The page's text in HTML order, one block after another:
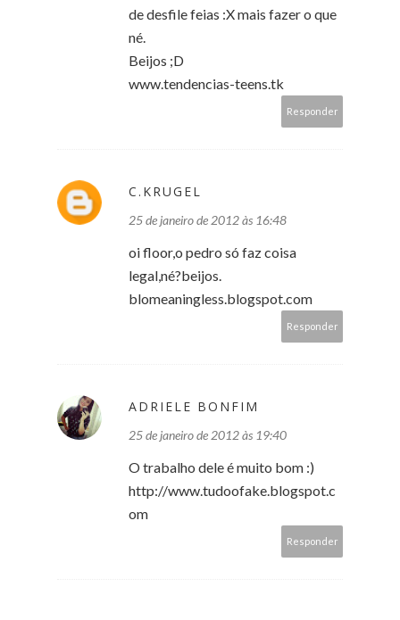
de desfile feias :X mais fazer o que
né.
Beijos ;D
www.tendencias-teens.tk
Responder
C.KRUGEL
25 de janeiro de 2012 às 16:48
oi floor,o pedro só faz coisa
legal,né?beijos.
blomeaningless.blogspot.com
Responder
ADRIELE BONFIM
25 de janeiro de 2012 às 19:40
O trabalho dele é muito bom :)
http://www.tudoofake.blogspot.c
om
Responder